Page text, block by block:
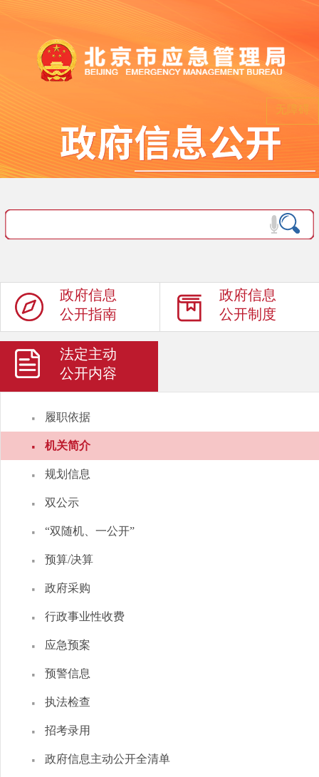
无障碍
政府信息
公开指南
政府信息
公开制度
法定主动
公开内容
· 履职依据
· 机关简介
· 规划信息
· 双公示
· “双随机、一公开”
· 预算/决算
· 政府采购
· 行政事业性收费
· 应急预案
· 预警信息
· 执法检查
· 招考录用
· 政府信息主动公开全清单